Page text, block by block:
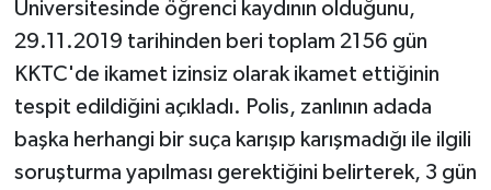
Üniversitesinde öğrenci kaydının olduğunu,
29.11.2019 tarihinden beri toplam 2156 gün
KKTC'de ikamet izinsiz olarak ikamet ettiğinin
tespit edildiğini açıkladı. Polis, zanlının adada
başka herhangi bir suça karışıp karışmadığı ile ilgili
soruşturma yapılması gerektiğini belirterek, 3 gün